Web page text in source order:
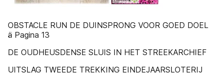
OBSTACLE RUN DE DUINSPRONG VOOR GOED DOEL
ä Pagina 13
DE OUDHEUSDENSE SLUIS IN HET STREEKARCHIEF
UITSLAG TWEEDE TREKKING EINDEJAARSLOTERIJ